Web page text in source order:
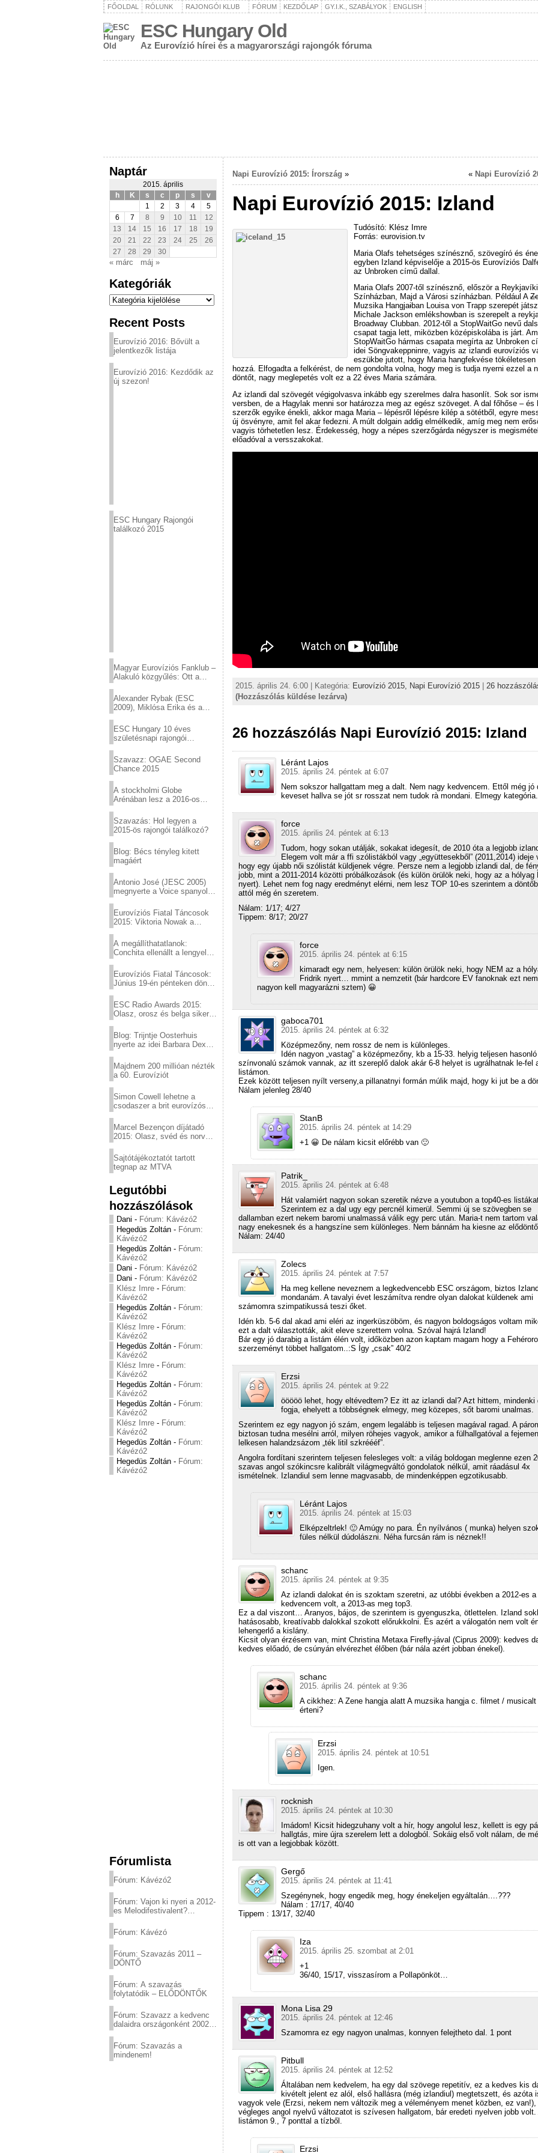
FŐOLDAL RÓLUNK RAJONGÓI KLUB FÓRUM KEZDŐLAP GY.I.K., SZABÁLYOK ENGLISH
ESC Hungary Old
Az Eurovízió hírei és a magyarországi rajongók fóruma
Naptár
2015. április
h
K s c p s
v
1
2 3 4
5
6
7 8 9 10 11
12
13
14 15 16 17 18
19
20
21 22 23 24 25
26
27
28 29 30
« márc máj »
Kategóriák
Kategóriák
Recent Posts
Eurovízió 2016: Bővült a
jelentkezők listája
Eurovízió 2016: Kezdődik az
új szezon!
ESC Hungary Rajongói
találkozó 2015
Magyar Eurovíziós Fanklub –
Alakuló közgyűlés: Ott a
Alexander Rybak (ESC
2009), Miklósa Erika és a
sztárjai a Margitszigeten
ESC Hungary 10 éves
születésnapi rajongói
Szavazz: OGAE Second
Chance 2015
A stockholmi Globe
Arénában lesz a 2016-os
Szavazás: Hol legyen a
2015-ös rajongói találkozó?
Blog: Bécs tényleg kitett
magáért
Antonio José (JESC 2005)
megnyerte a Voice spanyol
Eurovíziós Fiatal Táncosok
2015: Viktoria Nowak a
A megállíthatatlanok:
Conchita ellenállt a lengyel
Eurovíziós Fiatal Táncosok:
Június 19-én pénteken döntő
ESC Radio Awards 2015:
Olasz, orosz és belga siker,
Blog: Trijntje Oosterhuis
nyerte az idei Barbara Dex
Majdnem 200 millióan nézték
a 60. Eurovíziót
Simon Cowell lehetne a
csodaszer a brit eurovízós
Marcel Bezençon díjátadó
2015: Olasz, svéd és norvég
Sajtótájékoztatót tartott
tegnap az MTVA
Legutóbbi
hozzászólások
Dani - Fórum: Kávézó2
Hegedüs Zoltán - Fórum:
Kávézó2
Hegedüs Zoltán - Fórum:
Kávézó2
Dani - Fórum: Kávézó2
Dani - Fórum: Kávézó2
Klész Imre - Fórum:
Kávézó2
Hegedüs Zoltán - Fórum:
Kávézó2
Klész Imre - Fórum:
Kávézó2
Hegedüs Zoltán - Fórum:
Kávézó2
Klész Imre - Fórum:
Kávézó2
Hegedüs Zoltán - Fórum:
Kávézó2
Hegedüs Zoltán - Fórum:
Kávézó2
Klész Imre - Fórum:
Kávézó2
Hegedüs Zoltán - Fórum:
Kávézó2
Hegedüs Zoltán - Fórum:
Kávézó2
Fórumlista
Fórum: Kávézó2
Fórum: Vajon ki nyeri a 2012-
es Melodifestivalent?
Fórum: Kávézó
Fórum: Szavazás 2011 –
DÖNTŐ
Fórum: A szavazás
folytatódik – ELŐDÖNTŐK
Fórum: Szavazz a kedvenc
dalaidra országonként 2002
Fórum: Szavazás a
mindenem!
Napi Eurovízió 2015: Írország » « Napi Eurovízió
Napi Eurovízió 2015: Izland
Tudósító: Klész Imre
Forrás: eurovision.tv
Maria Olafs tehetséges színésznő, szövegíró és
egyben Izland képviselője a 2015-ös Eurovíziós
az Unbroken című dallal.
Maria Olafs 2007-től színésznő, először a
Színházban, Majd a Városi színházban. Például A
Muzsika Hangjaiban Louisa von Trapp szerepét
Michale Jackson emlékshowban is szerepelt a
Broadway Clubban. 2012-től a StopWaitGo nevű
csapat tagja lett, miközben középiskolába is járt.
StopWaitGo hármas csapata megírta az Unbroken
idei Söngvakeppninre, vagyis az izlandi eurovíziós
eszükbe jutott, hogy Maria hangfekvése tökéletesen
hozzá. Elfogadta a felkérést, de nem gondolta volna, hogy meg is tudja nyerni ezzel a
döntőt, nagy meglepetés volt ez a 22 éves Maria számára.
Az izlandi dal szövegét végigolvasva inkább egy szerelmes dalra hasonlít. Sok sor
versben, de a Hagylak menni sor határozza meg az egész szöveget. A dal főhőse – és
szerzők egyike énekli, akkor maga Maria – lépésről lépésre kilép a sötétből, egyre
új ösvényre, amit fel akar fedezni. A múlt dolgain addig elmélkedik, amíg meg nem
vagyis törhetetlen lesz. Érdekesség, hogy a népes szerzőgárda négyszer is
előadóval a versszakokat.
2015. április 24. 6:00 | Kategória: Eurovízió 2015, Napi Eurovízió 2015 26
(Hozzászólás küldése lezárva)
26 hozzászólás Napi Eurovízió 2015: Izland
Léránt Lajos
2015. április 24. péntek at 6:07
Nem sokszor hallgattam meg a dalt. Nem nagy kedvencem. Ettől még jó
keveset hallva se jót sr rosszat nem tudok rà mondani. Elmegy kategória.
force
2015. április 24. péntek at 6:13
Tudom, hogy sokan utálják, sokakat idegesít, de 2010 óta a legjobb
Elegem volt már a ffi szólistákból vagy „együttesekből” (2011,2014) ideje
hogy egy újabb női szólistát küldjenek végre. Persze nem a legjobb izlandi dal, de
jobb, mint a 2011-2014 közötti próbálkozások (és külön örülök neki, hogy az a hólyag
nyert). Lehet nem fog nagy eredményt elérni, nem lesz TOP 10-es szerintem a
attól még én szeretem.
Nálam: 1/17; 4/27
Tippem: 8/17; 20/27
force
2015. április 24. péntek at 6:15
kimaradt egy nem, helyesen: külön örülök neki, hogy NEM az a
Fridrik nyert… mmint a nemzetit (bár hardcore EV fanoknak ezt nem
nagyon kell magyarázni sztem) 😀
gaboca701
2015. április 24. péntek at 6:32
Középmezőny, nem rossz de nem is különleges.
Idén nagyon „vastag” a középmezőny, kb a 15-33. helyig teljesen hasonló
színvonalú számok vannak, az itt szereplő dalok akár 6-8 helyet is ugrálhatnak le-fel
listámon.
Ezek között teljesen nyílt verseny,a pillanatnyi formán múlik majd, hogy ki jut be a
Nálam jelenleg 28/40
StanB
2015. április 24. péntek at 14:29
+1 😀 De nálam kicsit előrébb van 🙂
Patrik_
2015. április 24. péntek at 6:48
Hát valamiért nagyon sokan szeretik nézve a youtubon a top40-es
Szerintem ez a dal ugy egy percnél kimerül. Semmi új se szövegben se
dallamban ezert nekem baromi unalmassá válik egy perc után. Maria-t nem tartom
nagy enekesnek és a hangszíne sem különleges. Nem bánnám ha kiesne az
Nálam: 24/40
Zolecs
2015. április 24. péntek at 7:57
Ha meg kellene neveznem a legkedvencebb ESC országom, biztos
mondanám. A tavalyi évet leszámítva rendre olyan dalokat küldenek ami
számomra szimpatikussá teszi őket.
Idén kb. 5-6 dal akad ami eléri az ingerküszöböm, és nagyon boldogságos voltam
ezt a dalt választották, akit eleve szerettem volna. Szóval hajrá Izland!
Bár egy jó darabig a listám élén volt, időközben azon kaptam magam hogy a
szerzeményt többet hallgatom..:S Így „csak” 40/2
Erzsi
2015. április 24. péntek at 9:22
ööööö lehet, hogy eltévedtem? Ez itt az izlandi dal? Azt hittem, mindenki
fogja, ehelyett a többségnek elmegy, meg közepes, sőt baromi unalmas.
Szerintem ez egy nagyon jó szám, engem legalább is teljesen magával ragad. A
biztosan tudna mesélni arról, milyen röhejes vagyok, amikor a fülhallgatóval a fejemen
lelkesen halandzsázom „ték litil szkréééf”.
Angolra fordítani szerintem teljesen felesleges volt: a világ boldogan meglenne ezen
szavas angol szókincsre kalibrált világmegváltó gondolatok nélkül, amit ráadásul 4x
ismételnek. Izlandiul sem lenne magvasabb, de mindenképpen egzotikusabb.
Léránt Lajos
2015. április 24. péntek at 15:03
Elképzeltrlek! 🙂 Amúgy no para. Én nyílvános ( munka) helyen
füles nélkül dúdolászni. Néha furcsán rám is néznek!!
schanc
2015. április 24. péntek at 9:35
Az izlandi dalokat én is szoktam szeretni, az utóbbi években a 2012-es a
kedvencem volt, a 2013-as meg top3.
Ez a dal viszont… Aranyos, bájos, de szerintem is gyenguszka, ötlettelen. Izland
hatásosabb, kreatívabb dalokkal szokott előrukkolni. És azért a válogatón nem volt
lehengerlő a kislány.
Kicsit olyan érzésem van, mint Christina Metaxa Firefly-jával (Ciprus 2009): kedves
kedves előadó, de csúnyán elvérezhet élőben (bár nála azért jobban énekel).
schanc
2015. április 24. péntek at 9:36
A cikkhez: A Zene hangja alatt A muzsika hangja c. filmet / musicalt
érteni?
Erzsi
2015. április 24. péntek at 10:51
Igen.
rocknish
2015. április 24. péntek at 10:30
Imádom! Kicsit hidegzuhany volt a hír, hogy angolul lesz, kellett is egy
hallgtás, mire újra szerelem lett a dologból. Sokáig első volt nálam, de
is ott van a legjobbak között.
Gergő
2015. április 24. péntek at 11:41
Szegénynek, hogy engedik meg, hogy énekeljen egyáltalán….???
Nálam : 17/17, 40/40
Tippem : 13/17, 32/40
Iza
2015. április 25. szombat at 2:01
+1
36/40, 15/17, visszasírom a Pollapönköt…
Mona Lisa 29
2015. április 24. péntek at 12:46
Szamomra ez egy nagyon unalmas, konnyen felejtheto dal. 1 pont
Pitbull
2015. április 24. péntek at 12:52
Általában nem kedvelem, ha egy dal szövege repetitív, ez a kedves kis
kivételt jelent ez alól, első hallásra (még izlandiul) megtetszett, és azóta
vagyok vele (Erzsi, nekem nem változik meg a véleményem menet közben, ez van!),
végleges angol nyelvű változatot is szívesen hallgatom, bár eredeti nyelven jobb volt.
listámon 9., 7 ponttal a tízből.
Erzsi